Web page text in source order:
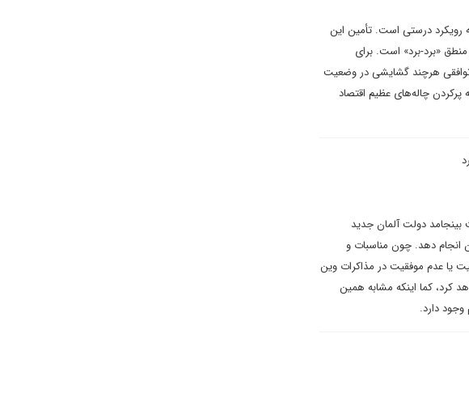
رویکرد درستی است. تأمین این
«برد-برد» است. برای
توافقی هرچند گشایشی در وضعیت
چاله‌های عظیم اقتصاد
دولت آلمان جدید
انجام دهد. چون مناسبات و
لذا موفقیت یا عدم موفقیت در مذاکرات وین
کرد، کما اینکه مشابه همین
دارد.